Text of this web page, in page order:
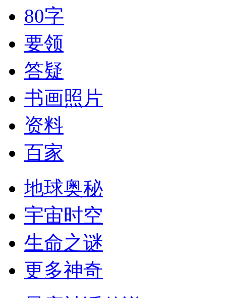
80字
要领
答疑
书画照片
资料
百家
地球奥秘
宇宙时空
生命之谜
更多神奇